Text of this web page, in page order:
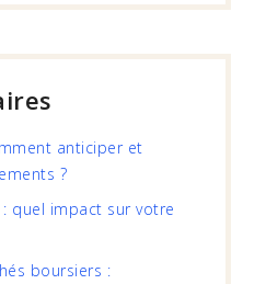
anticiper et
?
quel impact sur votre
boursiers :